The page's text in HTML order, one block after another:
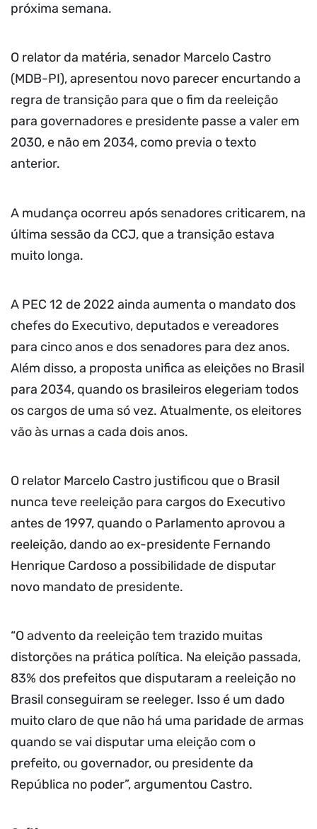
próxima semana.
O relator da matéria, senador Marcelo Castro
(MDB-PI), apresentou novo parecer encurtando a
regra de transição para que o fim da reeleição
para governadores e presidente passe a valer em
2030, e não em 2034, como previa o texto
anterior.
A mudança ocorreu após senadores criticarem, na
última sessão da CCJ, que a transição estava
muito longa.
A PEC 12 de 2022 ainda aumenta o mandato dos
chefes do Executivo, deputados e vereadores
para cinco anos e dos senadores para dez anos.
Além disso, a proposta unifica as eleições no Brasil
para 2034, quando os brasileiros elegeriam todos
os cargos de uma só vez. Atualmente, os eleitores
vão às urnas a cada dois anos.
O relator Marcelo Castro justificou que o Brasil
nunca teve reeleição para cargos do Executivo
antes de 1997, quando o Parlamento aprovou a
reeleição, dando ao ex-presidente Fernando
Henrique Cardoso a possibilidade de disputar
novo mandato de presidente.
“O advento da reeleição tem trazido muitas
distorções na prática política. Na eleição passada,
83% dos prefeitos que disputaram a reeleição no
Brasil conseguiram se reeleger. Isso é um dado
muito claro de que não há uma paridade de armas
quando se vai disputar uma eleição com o
prefeito, ou governador, ou presidente da
República no poder”, argumentou Castro.